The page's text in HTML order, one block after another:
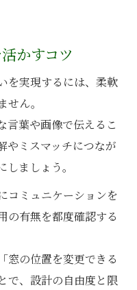
の現実を解説
家を叶える方法
バランスを考察
するためのコツ
後悔を防ぐ秘訣
ポイントとは
た家づくり事例
かすコツ
を実現するには、柔軟
ん。
言葉や画像で伝えるこ
やミスマッチにつなが
ましょう。
コミュニケーションを
の有無を都度確認する
窓の位置を変更できる
で、設計の自由度と限